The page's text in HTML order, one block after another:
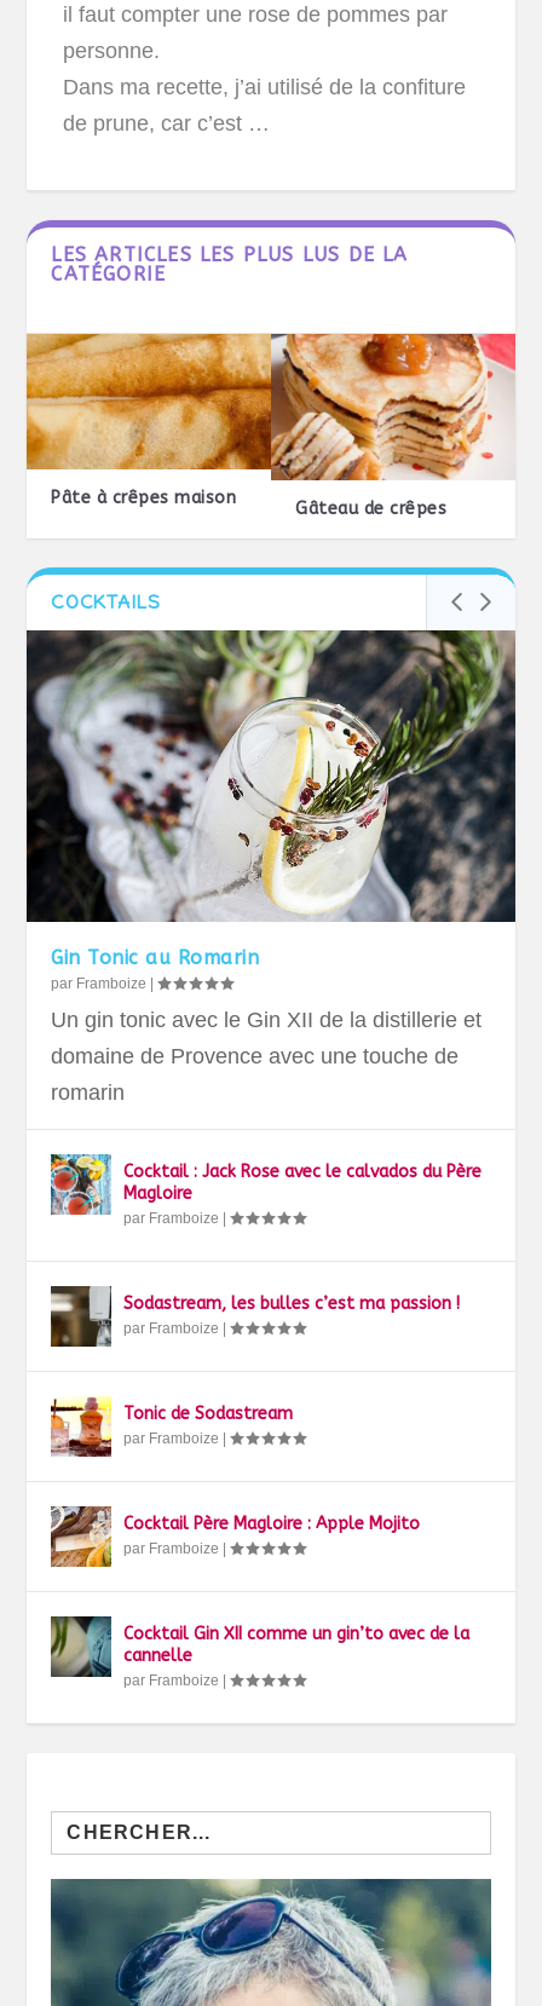
il faut compter une rose de pommes par
personne.
Dans ma recette, j’ai utilisé de la confiture
de prune, car c’est …
LES ARTICLES LES PLUS LUS DE LA
CATÉGORIE
Pâte à crêpes maison
Gâteau de crêpes
COCKTAILS
Gin Tonic au Romarin
par Framboize |
Un gin tonic avec le Gin XII de la distillerie et
domaine de Provence avec une touche de
romarin
Cocktail : Jack Rose avec le calvados du Père
Magloire
par Framboize |
Sodastream, les bulles c’est ma passion !
par Framboize |
Tonic de Sodastream
par Framboize |
Cocktail Père Magloire : Apple Mojito
par Framboize |
Cocktail Gin XII comme un gin’to avec de la
cannelle
par Framboize |
Search
for: